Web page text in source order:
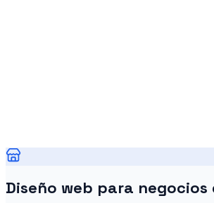
Diseño web para negocios